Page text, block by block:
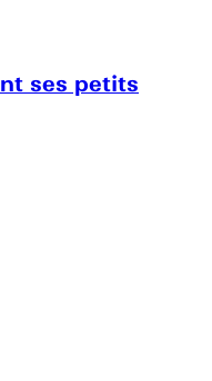
ses petits